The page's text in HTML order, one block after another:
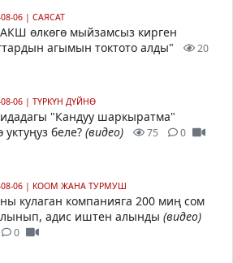
06 | САЯСАТ
өлкөгө мыйзамсыз кирген
агымын токтото алды"
20
06 | ТҮРКҮН ДҮЙНӨ
"Кандуу шаркыратма"
уктуңуз беле?(видео) 75 0
06 | КООМ ЖАНА ТУРМУШ
кулаган компанияга 200 миң сом
адис иштен алынды (видео)
0